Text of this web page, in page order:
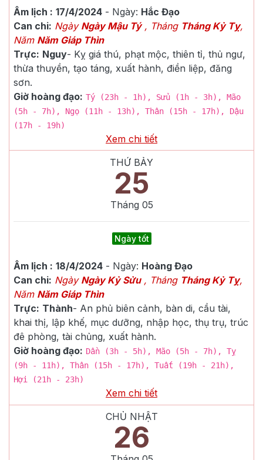
Âm lịch : 17/4/2024- Ngày: Hắc Đạo
Can chi: Ngày Ngày Mậu Tý, Tháng Tháng Kỷ Tỵ,
Năm Năm Giáp Thìn
Trực: Nguy- Kỵ giá thú, phạt mộc, thiên tỉ, thủ ngư,
thừa thuyền, tạo táng, xuất hành, điền liệp, đăng
sơn.
Giờ hoàng đạo: Tý (23h - 1h), Sửu (1h - 3h), Mão
(5h - 7h), Ngọ (11h - 13h), Thân (15h - 17h), Dậu
(17h - 19h)
Xem chi tiết
THỨ BẢY
25
Tháng 05
Ngày tốt
Âm lịch : 18/4/2024- Ngày: Hoàng Đạo
Can chi: Ngày Ngày Kỷ Sửu, Tháng Tháng Kỷ Tỵ,
Năm Năm Giáp Thìn
Trực: Thành- An phủ biên cảnh, bàn di, cầu tài,
khai thị, lập khế, mục dưỡng, nhập học, thụ trụ, trúc
đê phòng, tài chủng, xuất hành.
Giờ hoàng đạo: Dần (3h - 5h), Mão (5h - 7h), Tỵ
(9h - 11h), Thân (15h - 17h), Tuất (19h - 21h),
Hợi (21h - 23h)
Xem chi tiết
CHỦ NHẬT
26